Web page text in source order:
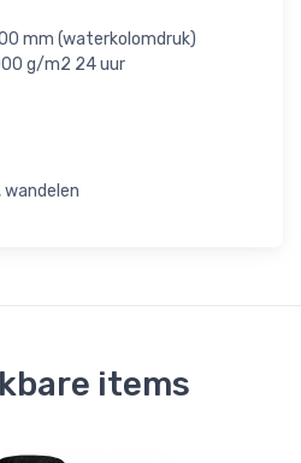
mm (waterkolomdruk)
g/m2 24 uur
wandelen
items